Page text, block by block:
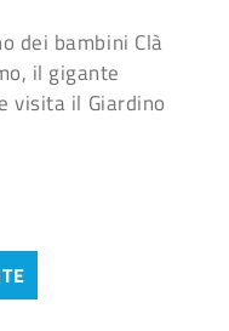
dei bambini Clà
il gigante
visita il Giardino